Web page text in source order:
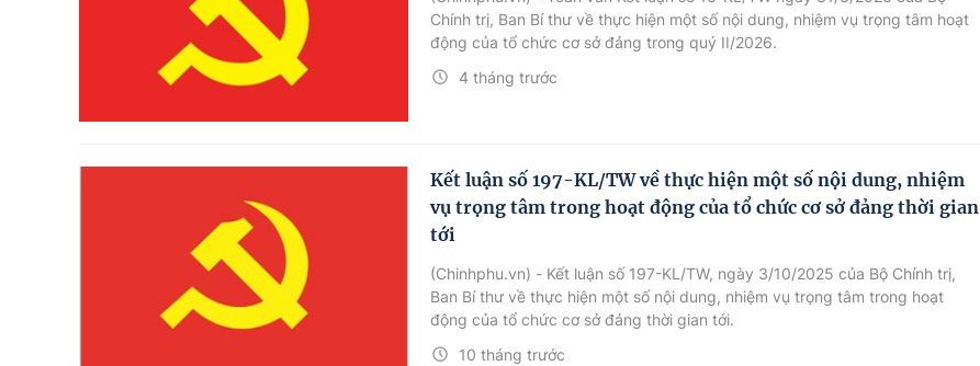
4 tháng trước
Chính trị, Ban Bí thư về thực hiện một số nội dung, nhiệm vụ trọng tâm hoạt
động của tổ chức cơ sở đảng trong quý II/2026.
Kết luận số 197-KL/TW về thực hiện một số nội dung, nhiệm
vụ trọng tâm trong hoạt động của tổ chức cơ sở đảng thời gian
tới
10 tháng trước
(Chinhphu.vn) - Kết luận số 197-KL/TW, ngày 3/10/2025 của Bộ Chính trị,
Ban Bí thư về thực hiện một số nội dung, nhiệm vụ trọng tâm trong hoạt
động của tổ chức cơ sở đảng thời gian tới.